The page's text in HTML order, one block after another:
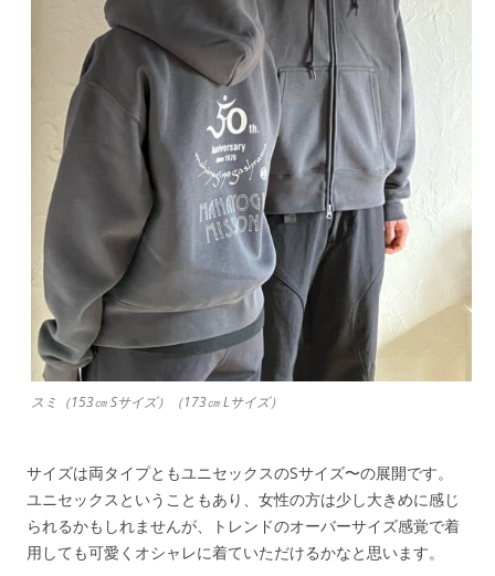
スミ（153㎝ Sサイズ）（173㎝ Lサイズ）
サイズは両タイプともユニセックスのSサイズ〜の展開です。
ユニセックスということもあり、女性の方は少し大きめに感じ
られるかもしれませんが、トレンドのオーバーサイズ感覚で着
用しても可愛くオシャレに着ていただけるかなと思います。